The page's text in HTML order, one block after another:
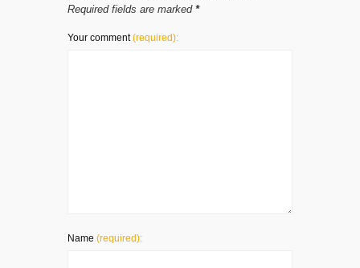
Required fields are marked *
Your comment(required):
Name (required):